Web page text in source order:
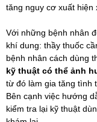
tăng nguy cơ xuất hiện
Với những bệnh nhân
khí dung: thầy thuốc
bệnh nhân cách dùng
kỹ thuật có thể ảnh
từ đó làm gia tăng tình
Bên cạnh việc hướng
kiểm tra lại kỹ thuật